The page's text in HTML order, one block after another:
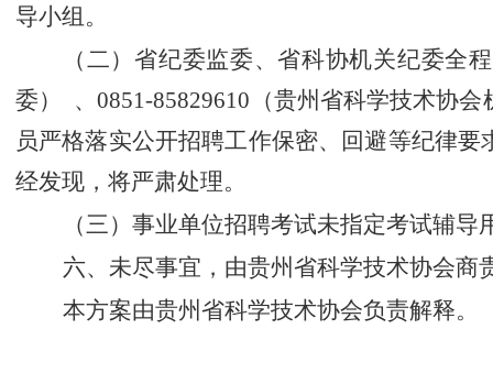
导小组。
（二）省纪委监委、省科协机关纪委全
委）
、0851-85829610 （贵州省科学技术协会
员严格落实公开招聘工作保密、回避等纪律
经发现，将严肃处理。
（三）事业单位招聘考试未指定考试辅
六、未尽事宜，由贵州省科学技术协会商
本方案由贵州省科学技术协会负责解释。